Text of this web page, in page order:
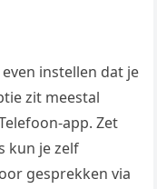
instellen dat je
zit meestal
app. Zet
kun je zelf
gesprekken via